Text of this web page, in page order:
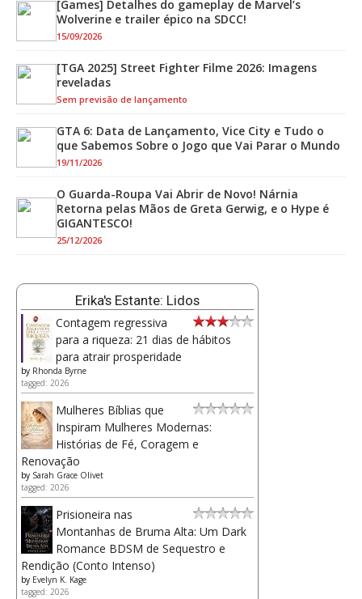
[Games] Detalhes do gameplay de Marvel’s
Wolverine e trailer épico na SDCC!
15/09/2026
[TGA 2025] Street Fighter Filme 2026: Imagens
reveladas
Sem previsão de lançamento
GTA 6: Data de Lançamento, Vice City e Tudo o
que Sabemos Sobre o Jogo que Vai Parar o Mundo
19/11/2026
O Guarda-Roupa Vai Abrir de Novo! Nárnia
Retorna pelas Mãos de Greta Gerwig, e o Hype é
GIGANTESCO!
25/12/2026
Erika's Estante: Lidos
Contagem regressiva
para a riqueza: 21 dias de hábitos
para atrair prosperidade
by Rhonda Byrne
tagged: 2026
Mulheres Bíblias que
Inspiram Mulheres Modernas:
Histórias de Fé, Coragem e
Renovação
by Sarah Grace Olivet
tagged: 2026
Prisioneira nas
Montanhas de Bruma Alta: Um Dark
Romance BDSM de Sequestro e
Rendição (Conto Intenso)
by Evelyn K. Kage
tagged: 2026